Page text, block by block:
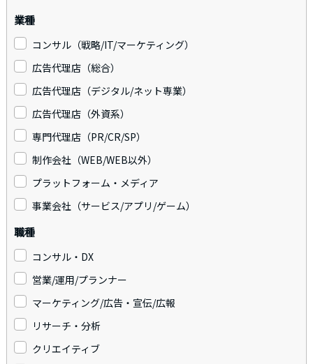
業種
コンサル（戦略/IT/マーケティング）
広告代理店（総合）
広告代理店（デジタル/ネット専業）
広告代理店（外資系）
専門代理店（PR/CR/SP）
制作会社（WEB/WEB以外）
プラットフォーム・メディア
事業会社（サービス/アプリ/ゲーム）
職種
コンサル・DX
営業/運用/プランナー
マーケティング/広告・宣伝/広報
リサーチ・分析
クリエイティブ